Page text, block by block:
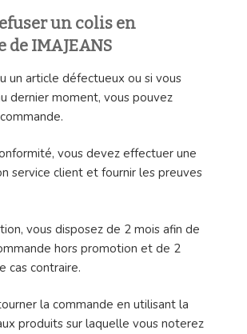
un colis en
de IMAJEANS
un article défectueux ou si vous
dernier moment, vous pouvez
vous devez effectuer une
service client et fournir les preuves
vous disposez de 2 mois afin de
hors promotion et de 2
cas contraire.
la commande en utilisant la
produits sur laquelle vous noterez